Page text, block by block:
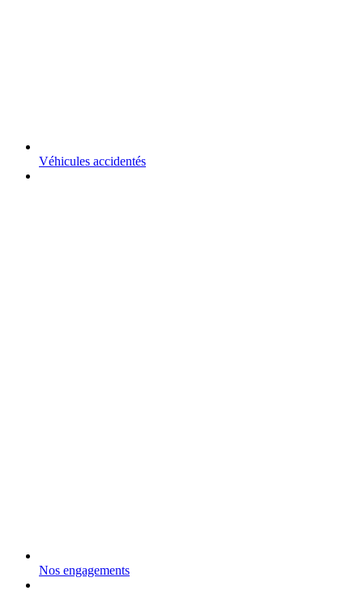
Véhicules accidentés
Nos engagements